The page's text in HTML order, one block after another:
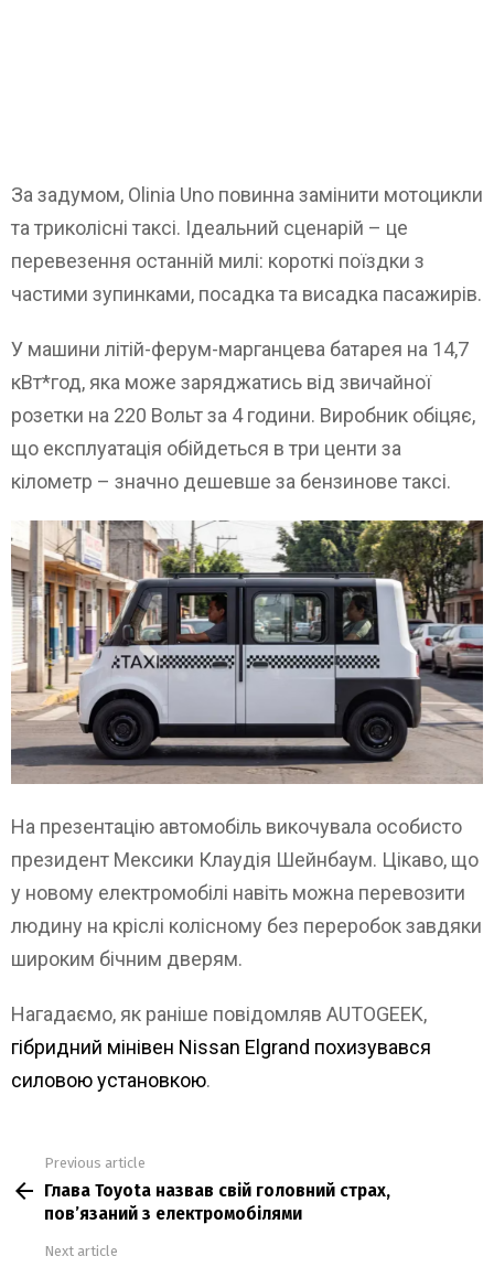
За задумом, Olinia Uno повинна замінити мотоцикли
та триколісні таксі. Ідеальний сценарій – це
перевезення останній милі: короткі поїздки з
частими зупинками, посадка та висадка пасажирів.
У машини літій-ферум-марганцева батарея на 14,7
кВт*год, яка може заряджатись від звичайної
розетки на 220 Вольт за 4 години. Виробник обіцяє,
що експлуатація обійдеться в три центи за
кілометр – значно дешевше за бензинове таксі.
На презентацію автомобіль викочувала особисто
президент Мексики Клаудія Шейнбаум. Цікаво, що
у новому електромобілі навіть можна перевозити
людину на кріслі колісному без переробок завдяки
широким бічним дверям.
Нагадаємо, як раніше повідомляв AUTOGEEK,
гібридний мінівен Nissan Elgrand похизувався
силовою установкою.
more
Previous article
Глава Toyota назвав свій головний страх,
пов’язаний з електромобілями
Next article